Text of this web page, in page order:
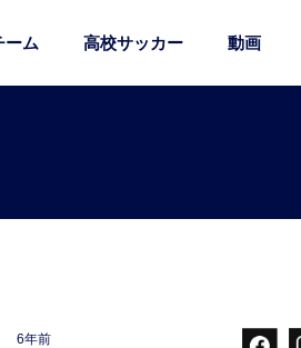
ーム 高校サッカー 動画
6年前